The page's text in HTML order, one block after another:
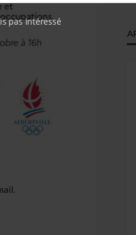
pas intéressé